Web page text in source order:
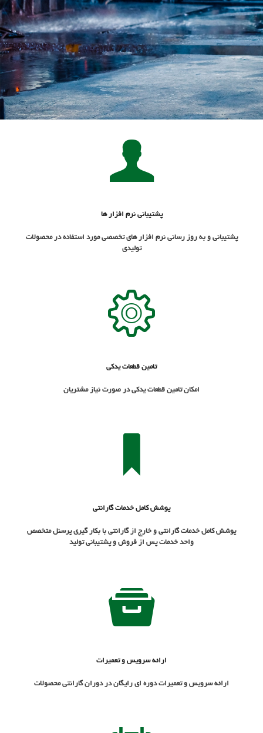
پشتیبانی نرم افزار ها
پشتیبانی و به روز رسانی نرم افزار های تخصصی مورد استفاده در محصولات
تولیدی
تامین قطعات یدکی
امکان تامین قطعات یدکی در صورت نیاز مشتریان
پوشش کامل خدمات گارانتي
پوشش کامل خدمات گارانتي و خارج از گارانتي با بکار گيري پرسنل متخصص
واحد خدمات پس از فروش و پشتيباني توليد
ارائه سرویس و تعمیرات
ارائه سرویس و تعمیرات دوره ای رایگان در دوران گارانتی محصولات